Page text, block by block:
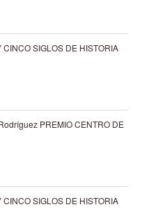
CINCO SIGLOS DE HISTORIA
PREMIO CENTRO DE
CINCO SIGLOS DE HISTORIA